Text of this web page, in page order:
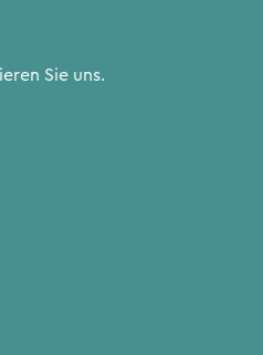
Sie uns.